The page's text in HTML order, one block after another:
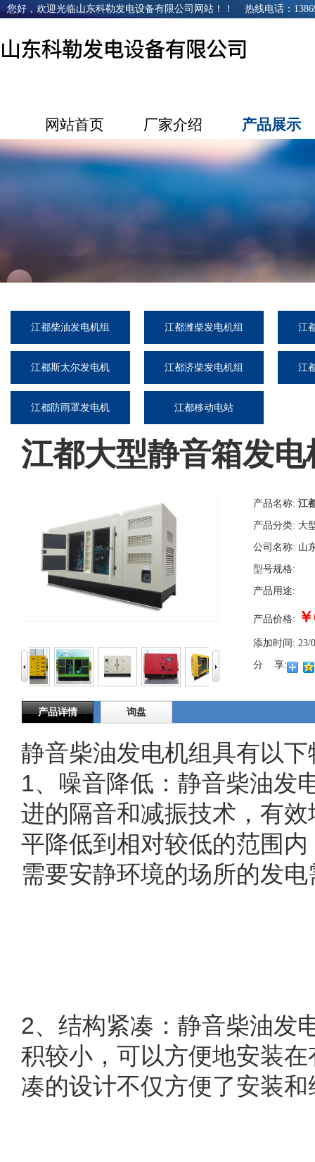
您好，欢迎光临山东科勒发电设备有限公司网站！！ 热线电话：
网站首页 厂家介绍 产品展示
江都柴油发电机组 江都潍柴发电机组 江
江都斯太尔发电机
组
江都济柴发电机组 江
江都防雨罩发电机 江都移动电站
江都大型静音箱发电
产品名称: 江
产品分类: 大
公司名称: 山
型号规格:
产品用途:
产品价格:
添加时间: 23/
分 享:
产品详情 询盘
静音柴油发电机组具有以下
1、噪音降低：静音柴油发
进的隔音和减振技术，有
平降低到相对较低的范围
需要安静环境的场所的发电
2、结构紧凑：静音柴油发
积较小，可以方便地安装
凑的设计不仅方便了安装